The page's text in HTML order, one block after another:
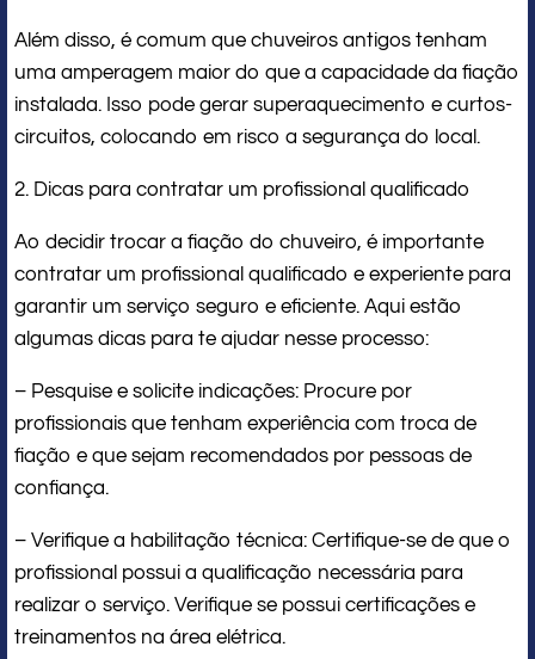
Além disso, é comum que chuveiros antigos tenham
uma amperagem maior do que a capacidade da fiação
instalada. Isso pode gerar superaquecimento e curtos-
circuitos, colocando em risco a segurança do local.
2. Dicas para contratar um profissional qualificado
Ao decidir trocar a fiação do chuveiro, é importante
contratar um profissional qualificado e experiente para
garantir um serviço seguro e eficiente. Aqui estão
algumas dicas para te ajudar nesse processo:
– Pesquise e solicite indicações: Procure por
profissionais que tenham experiência com troca de
fiação e que sejam recomendados por pessoas de
confiança.
– Verifique a habilitação técnica: Certifique-se de que o
profissional possui a qualificação necessária para
realizar o serviço. Verifique se possui certificações e
treinamentos na área elétrica.